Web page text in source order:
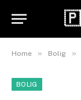
Home » Bolig »
BOLIG